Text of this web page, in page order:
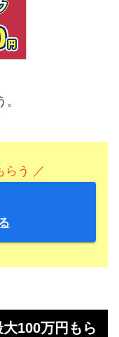
らう ／
大100万円もら